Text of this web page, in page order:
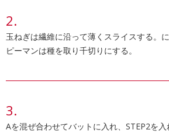
玉ねぎは繊維に沿って薄くスライスする。
ピーマンは種を取り千切りにする。
Aを混ぜ合わせてバットに入れ、STEP2を入